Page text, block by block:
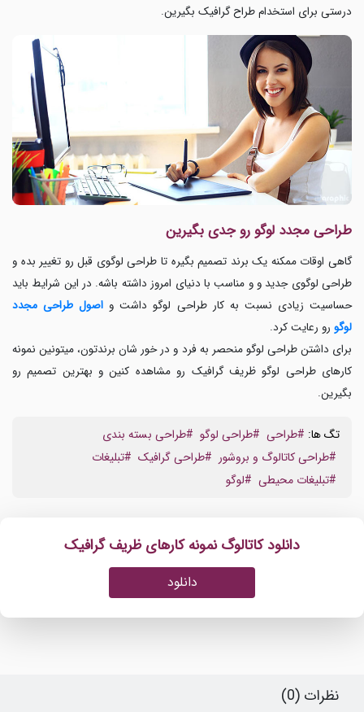
درستی برای استخدام طراح گرافیک بگیرین.
طراحی مجدد لوگو رو جدی بگیرین
گاهی اوقات ممکنه یک برند تصمیم بگیره تا طراحی لوگوی قبل رو تغییر بده و
طراحی لوگوی جدید و و مناسب با دنیای امروز داشته باشه. در این شرایط باید
حساسیت زیادی نسبت به کار طراحی لوگو داشت و اصول طراحی مجدد
لوگو رو رعایت کرد.
برای داشتن طراحی لوگو منحصر به فرد و در خور شان برندتون، میتونین نمونه
کارهای طراحی لوگو ظریف گرافیک رو مشاهده کنین و بهترین تصمیم رو
بگیرین.
تگ ها: #طراحی #طراحی لوگو #طراحی بسته بندی
#طراحی کاتالوگ و بروشور #طراحی گرافیک #تبلیغات
#تبلیغات محیطی #لوگو
دانلود کاتالوگ نمونه کارهای ظریف گرافیک
دانلود
نظرات (0)